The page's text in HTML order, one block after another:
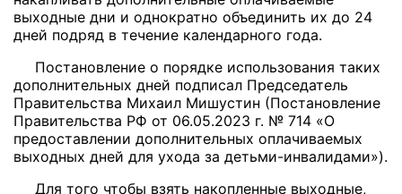
выходные дни и однократно объединить их до 24
дней подряд в течение календарного года.
Постановление о порядке использования таких
дополнительных дней подписал Председатель
Правительства Михаил Мишустин (Постановление
Правительства РФ от 06.05.2023 г. № 714 «О
предоставлении дополнительных оплачиваемых
выходных дней для ухода за детьми-инвалидами»).
Для того чтобы взять накопленные выходные,